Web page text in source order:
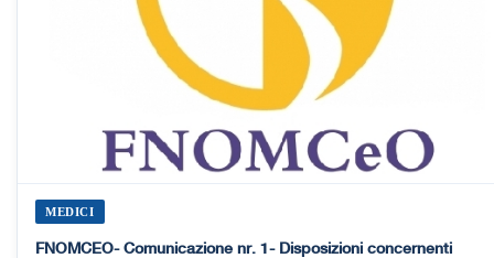
MEDICI
FNOMCEO- Comunicazione nr. 1- Disposizioni concernenti